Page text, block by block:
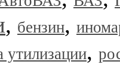
, бензин,
утилизации,